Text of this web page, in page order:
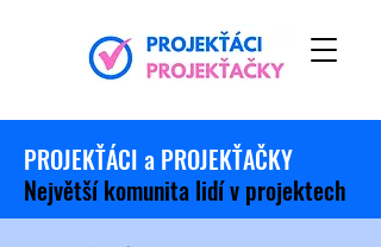
PROJEKŤÁCI a PROJEKŤAČKY
Největší komunita lidí v projektech